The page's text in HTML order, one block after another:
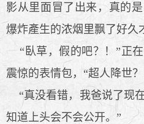
影从里面冒了出来，真的
爆炸產生的浓烟里飘了好久
“臥草，假的吧？！”正
震惊的表情包，“超人降世
“真没看错，我爸说了现
知道上头会不会公开。”